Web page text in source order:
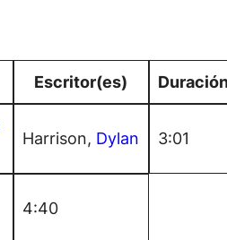
Escritor(es)
Harrison, Dylan 3:01
4:40